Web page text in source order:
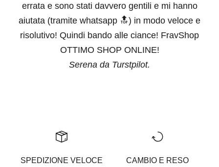
errata e sono stati davvero gentili e mi hanno
aiutata (tramite whatsapp 🔝) in modo veloce e
risolutivo! Quindi bando alle ciance! FravShop
OTTIMO SHOP ONLINE!
Serena da Turstpilot.
SPEDIZIONE VELOCE
CAMBIO E RESO